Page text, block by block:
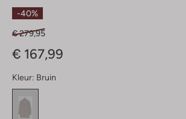
Ster
-40%
€ 279,95
€ 167,99
Kleur: Bruin